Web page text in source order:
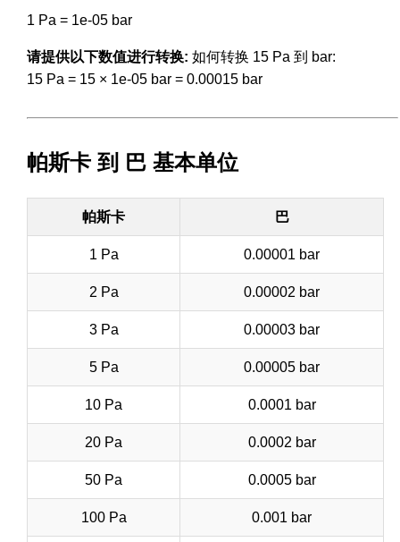
1 Pa = 1e-05 bar
请提供以下数值进行转换: 如何转换 15 Pa 到 bar:
15 Pa = 15 × 1e-05 bar = 0.00015 bar
帕斯卡 到 巴 基本单位
帕斯卡 巴
1 Pa 0.00001 bar
2 Pa 0.00002 bar
3 Pa 0.00003 bar
5 Pa 0.00005 bar
10 Pa 0.0001 bar
20 Pa 0.0002 bar
50 Pa 0.0005 bar
100 Pa 0.001 bar